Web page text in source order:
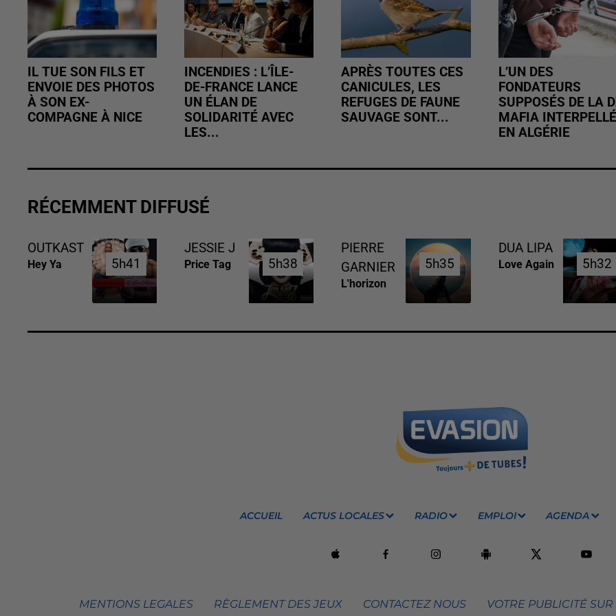
IL TUE SON FILS ET
ENVOIE DES PHOTOS
À SON EX-
COMPAGNE À NICE
INCENDIES : L’ÎLE-
DE-FRANCE LANCE
UN ÉLAN DE
SOLIDARITÉ AVEC
LES...
APRÈS TOUTES CES
CANICULES, LES
REFUGES DE FAUNE
SAUVAGE SONT...
L’UN DES
FONDATEURS
SUPPOSÉS DE LA
MAFIA INTERPELLÉ
EN ALGÉRIE
RÉCEMMENT DIFFUSÉ
OUTKAST
Hey Ya 5h41
5h41
JESSIE J
Price Tag 5h38
5h38
PIERRE
GARNIER
L'horizon
5h35
5h35
DUA LIPA
Love Again 5h32
5h32
ACCUEIL ACTUS LOCALES RADIO EMPLOI AGENDA
MENTIONS LEGALES RÈGLEMENT DES JEUX CONTACTEZ NOUS VOTRE PUBLICITÉ